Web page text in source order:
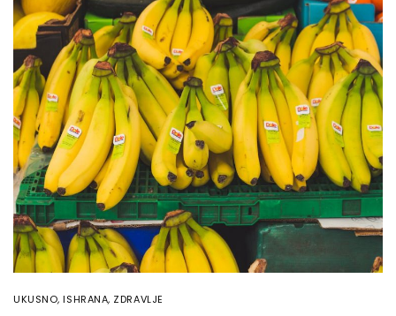
UKUSNO,ISHRANA, ZDRAVLJE